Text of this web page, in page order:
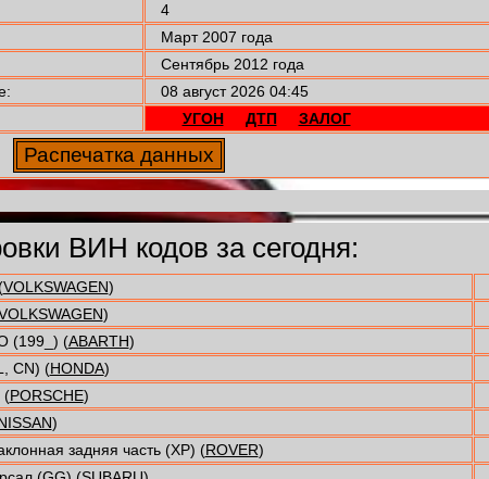
4
Март 2007 года
Сентябрь 2012 года
08 август 2026 04:45
УГОН ДТП ЗАЛОГ
ВИН кодов за сегодня:
VOLKSWAGEN)
)
(199_) (ABARTH)
CN) (HONDA)
(PORSCHE)
)
задняя часть (XP) (ROVER)